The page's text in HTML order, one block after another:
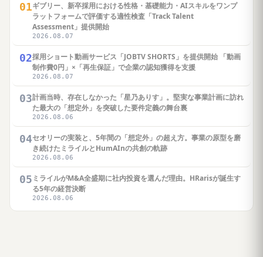
01ギブリー、新卒採用における性格・基礎能力・AIスキルをワンプ
ラットフォームで評価する適性検査「Track Talent
Assessment」提供開始
2026.08.07
02採用ショート動画サービス「JOBTV SHORTS」を提供開始 「動画
制作費0円」×「再生保証」で企業の認知獲得を支援
2026.08.07
03計画当時、存在しなかった「星乃ありす」。堅実な事業計画に訪れ
た最大の「想定外」を突破した要件定義の舞台裏
2026.08.06
04セオリーの実装と、5年間の「想定外」の超え方。事業の原型を磨
き続けたミライルとHumAInの共創の軌跡
2026.08.06
05 ミライルがM&A全盛期に社内投資を選んだ理由。HRarisが誕生す
る5年の経営決断
2026.08.06